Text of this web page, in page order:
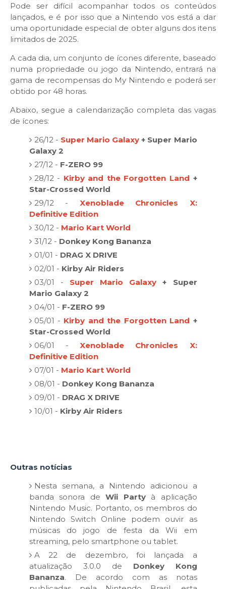
Pode ser difícil acompanhar todos os conteúdos
lançados, e é por isso que a Nintendo vos está a dar
uma oportunidade especial de obter alguns dos itens
limitados de 2025.
A cada dia, um conjunto de ícones diferente, baseado
numa propriedade ou jogo da Nintendo, entrará na
gama de recompensas do My Nintendo e poderá ser
obtido por 48 horas.
Abaixo, segue a calendarização completa das vagas
de ícones:
26/12 - Super Mario Galaxy + Super Mario
Galaxy 2
27/12 - F-ZERO 99
28/12 - Kirby and the Forgotten Land +
Star-Crossed World
29/12 - Xenoblade Chronicles X:
Definitive Edition
30/12 - Mario Kart World
31/12 - Donkey Kong Bananza
01/01 - DRAG X DRIVE
02/01 - Kirby Air Riders
03/01 - Super Mario Galaxy + Super
Mario Galaxy 2
04/01 - F-ZERO 99
05/01 - Kirby and the Forgotten Land +
Star-Crossed World
06/01 - Xenoblade Chronicles X:
Definitive Edition
07/01 - Mario Kart World
08/01 - Donkey Kong Bananza
09/01 - DRAG X DRIVE
10/01 - Kirby Air Riders
Outras notícias
Nesta semana, a Nintendo adicionou a
banda sonora de Wii Partyà aplicação
Nintendo Music. Portanto, os membros do
Nintendo Switch Online podem ouvir as
músicas do jogo de festa da Wii em
streaming, pelo smartphone ou tablet.
A 22 de dezembro, foi lançada a
atualização 3.0.0 de Donkey Kong
Bananza. De acordo com as notas